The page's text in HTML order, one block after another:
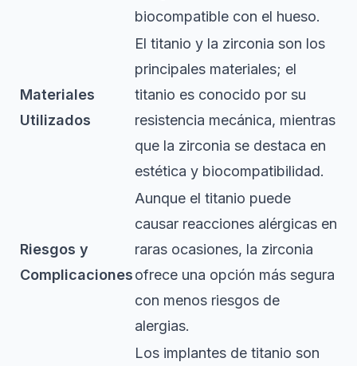
biocompatible con el hueso.
Materiales
Utilizados
El titanio y la zirconia son los
principales materiales; el
titanio es conocido por su
resistencia mecánica, mientras
que la zirconia se destaca en
estética y biocompatibilidad.
Riesgos y
Complicaciones
Aunque el titanio puede
causar reacciones alérgicas en
raras ocasiones, la zirconia
ofrece una opción más segura
con menos riesgos de
alergias.
Los implantes de titanio son